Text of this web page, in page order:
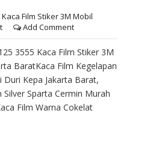
Kaca Film Stiker 3M Mobil
Add Comment
3555 Kaca Film Stiker 3M
BaratKaca Film Kegelapan
Duri Kepa Jakarta Barat,
Sparta Cermin Murah
Film Warna Cokelat